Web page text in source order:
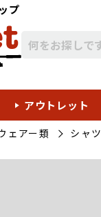
プ
アウトレット
ェアー類 シャツ